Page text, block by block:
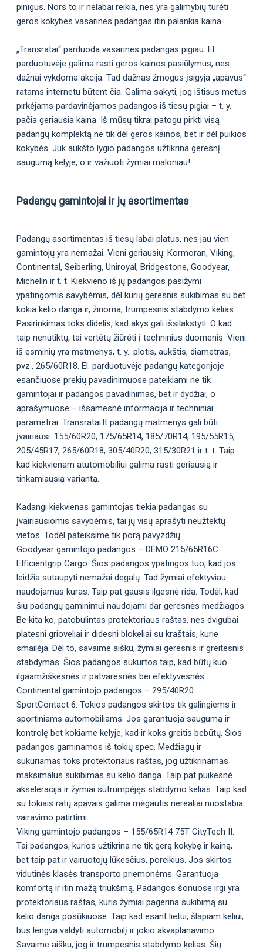
pinigus. Nors to ir nelabai reikia, nes yra galimybių turėti
geros kokybes vasarines padangas itin palankia kaina.
„Transratai“ parduoda vasarines padangas pigiau. El.
parduotuvėje galima rasti geros kainos pasiūlymus, nes
dažnai vykdoma akcija. Tad dažnas žmogus įsigyja „apavus“
ratams internetu būtent čia. Galima sakyti, jog ištisus metus
pirkėjams pardavinėjamos padangos iš tiesų pigiai – t. y.
pačia geriausia kaina. Iš mūsų tikrai patogu pirkti visą
padangų komplektą ne tik dėl geros kainos, bet ir dėl puikios
kokybės. Juk aukšto lygio padangos užtikrina geresnį
saugumą kelyje, o ir važiuoti žymiai maloniau!
Padangų gamintojai ir jų asortimentas
Padangų asortimentas iš tiesų labai platus, nes jau vien
gamintojų yra nemažai. Vieni geriausių: Kormoran, Viking,
Continental, Seiberling, Uniroyal, Bridgestone, Goodyear,
Michelin ir t. t. Kiekvieno iš jų padangos pasižymi
ypatingomis savybėmis, dėl kurių geresnis sukibimas su bet
kokia kelio danga ir, žinoma, trumpesnis stabdymo kelias.
Pasirinkimas toks didelis, kad akys gali išsilakstyti. O kad
taip nenutiktų, tai vertėtų žiūrėti į techninius duomenis. Vieni
iš esminių yra matmenys, t. y.: plotis, aukštis, diametras,
pvz., 265/60R18. El. parduotuvėje padangų kategorijoje
esančiuose prekių pavadinimuose pateikiami ne tik
gamintojai ir padangos pavadinimas, bet ir dydžiai, o
aprašymuose – išsamesnė informacija ir techniniai
parametrai. Transratai.lt padangų matmenys gali būti
įvairiausi: 155/60R20, 175/65R14, 185/70R14, 195/55R15,
205/45R17, 265/60R18, 305/40R20, 315/30R21 ir t. t. Taip
kad kiekvienam atutomobiliui galima rasti geriausią ir
tinkamiausią variantą.
Kadangi kiekvienas gamintojas tiekia padangas su
įvairiausiomis savybėmis, tai jų visų aprašyti neužtektų
vietos. Todėl pateiksime tik porą pavyzdžių.
Goodyear gamintojo padangos – DEMO 215/65R16C
Efficientgrip Cargo. Šios padangos ypatingos tuo, kad jos
leidžia sutaupyti nemažai degalų. Tad žymiai efektyviau
naudojamas kuras. Taip pat gausis ilgesnė rida. Todėl, kad
šių padangų gaminimui naudojami dar geresnės medžiagos.
Be kita ko, patobulintas protektoriaus raštas, nes dvigubai
platesni grioveliai ir didesni blokeliai su kraštais, kurie
smailėja. Dėl to, savaime aišku, žymiai geresnis ir greitesnis
stabdymas. Šios padangos sukurtos taip, kad būtų kuo
ilgaamžiškesnės ir patvaresnės bei efektyvesnės.
Continental gamintojo padangos – 295/40R20
SportContact 6. Tokios padangos skirtos tik galingiems ir
sportiniams automobiliams. Jos garantuoja saugumą ir
kontrolę bet kokiame kelyje, kad ir koks greitis bebūtų. Šios
padangos gaminamos iš tokių spec. Medžiagų ir
sukuriamas toks protektoriaus raštas, jog užtikrinamas
maksimalus sukibimas su kelio danga. Taip pat puikesnė
akseleracija ir žymiai sutrumpėjęs stabdymo kelias. Taip kad
su tokiais ratų apavais galima mėgautis nerealiai nuostabia
vairavimo patirtimi.
Viking gamintojo padangos – 155/65R14 75T CityTech II.
Tai padangos, kurios užtikrina ne tik gerą kokybę ir kainą,
bet taip pat ir vairuotojų lūkesčius, poreikius. Jos skirtos
vidutinės klasės transporto priemonėms. Garantuoja
komfortą ir itin mažą triukšmą. Padangos šonuose irgi yra
protektoriaus raštas, kuris žymiai pagerina sukibimą su
kelio danga posūkiuose. Taip kad esant lietui, šlapiam keliui,
bus lengva valdyti automobilį ir jokio akvaplanavimo.
Savaime aišku, jog ir trumpesnis stabdymo kelias. Šių